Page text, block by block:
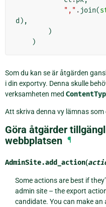
"," . join(
d ),
)
)
Som du kan se är åtgärden
i din exportvy. Denna skulle
verksamheten med
Att skriva denna vy lämnas som
Göra åtgärder
webbplatsen ¶
AdminSite.add_action(
Some actions are best if
admin site – the export
candidate. You can make